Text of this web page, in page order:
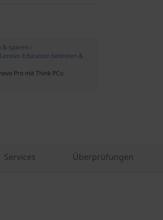
sparen ›
Lenovo Education beitreten &
Pro mit Think PCs:
Services Überprüfungen